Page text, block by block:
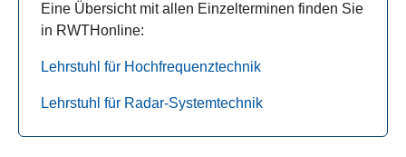
Eine Übersicht mit allen Einzelterminen finden Sie
in RWTHonline:
Lehrstuhl für Hochfrequenztechnik
Lehrstuhl für Radar-Systemtechnik